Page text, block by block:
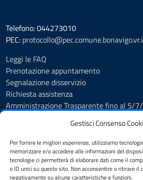
Gestisci Consenso
Per fornire le migliori esperienze, utilizziamo
memorizzare e/o accedere alle informazioni del
tecnologie ci permetterà di elaborare dati come il
o ID unici su questo sito. Non acconsentire o ritirare il
negativamente su alcune caratteristiche e funzioni.
Telefono: 044273010
PEC:
Leggi le FAQ
Prenotazione appuntamento
Segnalazione disservizio
Richiesta assistenza
Amministrazione Trasparente fino al 5/
Cookie Policy
Informativa privacy
Dichiarazione di accessibilità
Note legali